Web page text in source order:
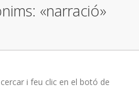
«narració»
i feu clic en el botó de